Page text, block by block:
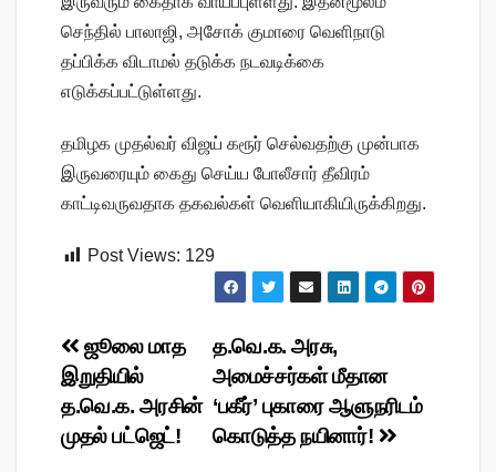
செந்தில் பாலாஜி, அசோக் குமாரை வெளிநாடு
தப்பிக்க விடாமல் தடுக்க நடவடிக்கை
எடுக்கப்பட்டுள்ளது.
தமிழக முதல்வர் விஜய் கரூர் செல்வதற்கு முன்பாக
இருவரையும் கைது செய்ய போலீசார் தீவிரம்
காட்டிவருவதாக தகவல்கள் வெளியாகியிருக்கிறது.
Post Views: 129
Post
navigation
த.வெ.க. அரசு,
அமைச்சர்கள் மீதான
‘பகீர்’ புகாரை ஆளுநரிடம்
கொடுத்த நயினார்!
ஜூலை மாத
இறுதியில்
த.வெ.க. அரசின்
முதல் பட்ஜெட்!